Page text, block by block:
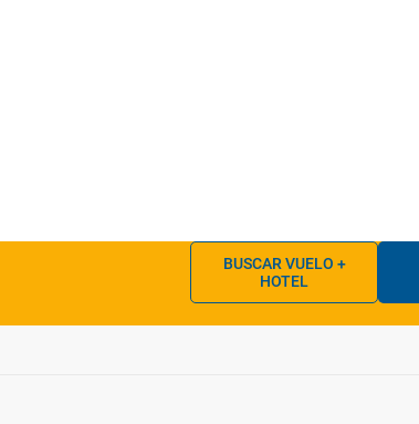
BUSCAR VUELO +
HOTEL